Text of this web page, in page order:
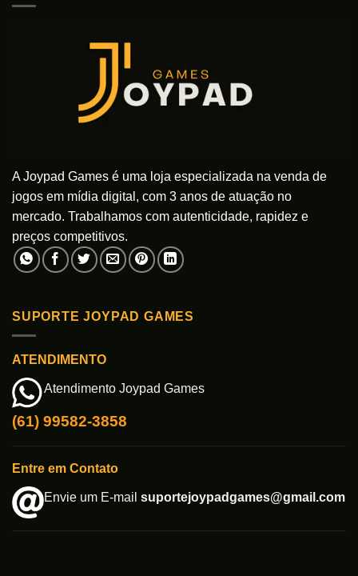
A Joypad Games é uma loja especializada na venda de
jogos em mídia digital, com 3 anos de atuação no
mercado. Trabalhamos com autenticidade, rapidez e
preços competitivos.
SUPORTE JOYPAD GAMES
ATENDIMENTO
Atendimento Joypad Games
(61) 99582-3858
Entre em Contato
Envie um E-mail suportejoypadgames@gmail.com